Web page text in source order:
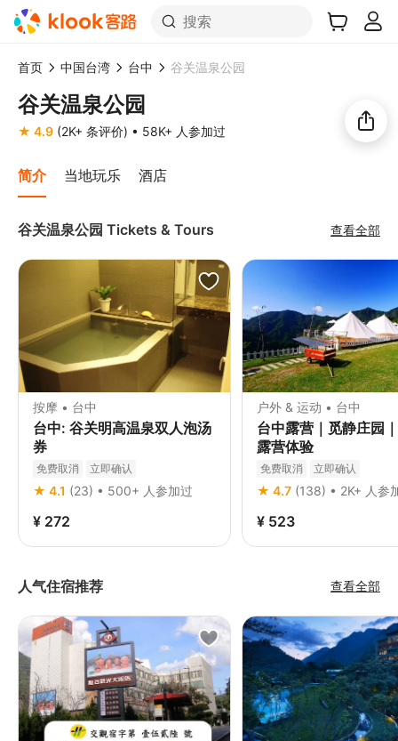
搜索
首页 中国台湾 台中 谷关温泉公园
谷关温泉公园
★ 4.9 (2K+ 条评价) • 58K+ 人参加过
简介 当地玩乐 酒店
分享给好友！
谷关温泉公园 Tickets & Tours 查看全部
按摩 • 台中
台中: 谷关明高温泉双人泡汤
券
免费取消 立即确认
★ 4.1 (23) • 500+ 人参加过
¥ 272
户外 & 运动 • 台中
台中露营｜觅静庄园
露营体验
免费取消 立即确认
★ 4.7 (138) • 2K+ 人参
¥ 523
人气住宿推荐 查看全部